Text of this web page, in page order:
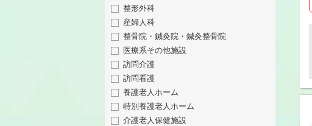
整形外科
産婦人科
整骨院・鍼灸院・鍼灸整骨院
医療系その他施設
訪問介護
訪問看護
養護老人ホーム
特別養護老人ホーム
介護老人保健施設